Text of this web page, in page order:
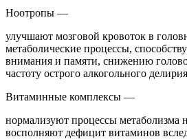
Ноотропы —
улучшают мозговой кровоток в
метаболические процессы,
внимания и памяти, снижению
частоту острого алкогольного
Витаминные комплексы —
нормализуют процессы метаболизма
восполняют дефицит витаминов